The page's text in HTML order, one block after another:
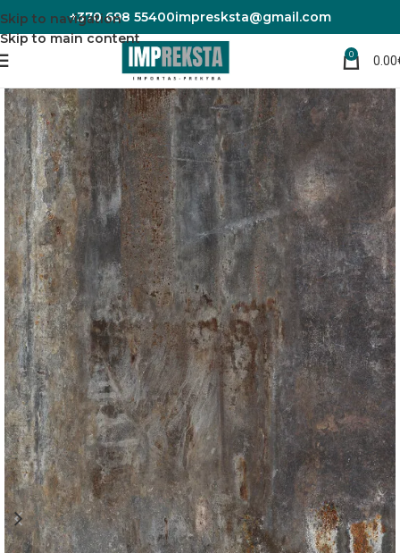
Skip to navigation
Skip to main content
+370 698 55400impresksta@gmail.com
0 0.00
Pradžia Sienų plokštės Vinilo plokštės sienoms